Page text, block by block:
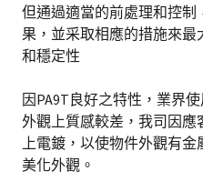
但通過適當的前處理和控
果，並采取相應的措施來
和穩定性
因PA9T良好之特性，業界
外觀上質感較差，我司因
上電鍍，以使物件外觀有
美化外觀。